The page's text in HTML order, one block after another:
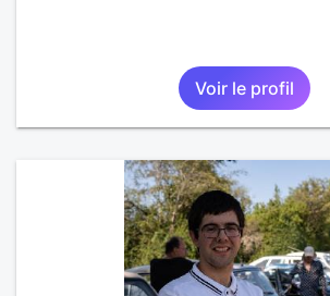
Voir le profil